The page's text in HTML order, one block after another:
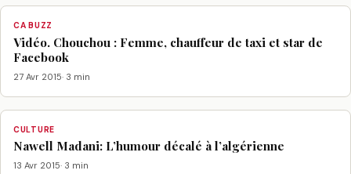
CA BUZZ
Vidéo. Chouchou : Femme, chauffeur de taxi et star de
Facebook
27 Avr 2015· 3 min
CULTURE
Nawell Madani: L’humour décalé à l’algérienne
13 Avr 2015· 3 min